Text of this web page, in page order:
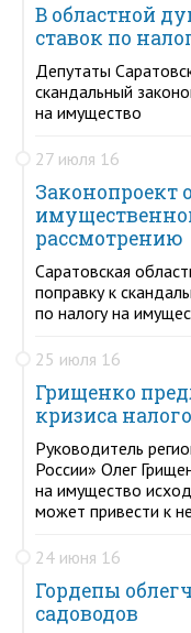
В областной
ставок по
Депутаты
скандальный
на имущество
27 июля 16
Законопроект
рассмотрению
Саратовская
поправку к
по налогу на
25 июля 16
Грищенко
кризиса
Руководитель
России» Олег
на имущество
может привести к
24 июня 16
Гордепы
садоводов